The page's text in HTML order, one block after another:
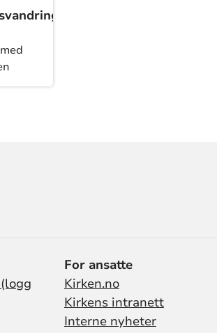
For ansatte
Kirken.no
Kirkens intranett
Interne nyheter